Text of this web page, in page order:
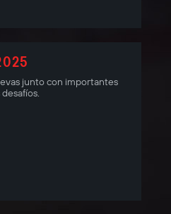
junto con importantes